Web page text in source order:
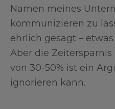
Namen meines
kommunizieren zu
ehrlich gesagt –
Aber die
von 30-50% ist ein
ignorieren kann.